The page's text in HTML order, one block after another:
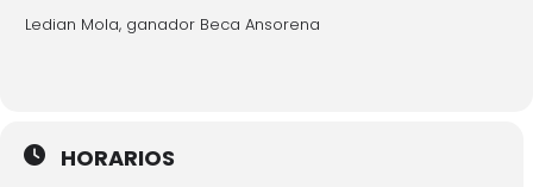
Ledian Mola, ganador Beca Ansorena
HORARIOS